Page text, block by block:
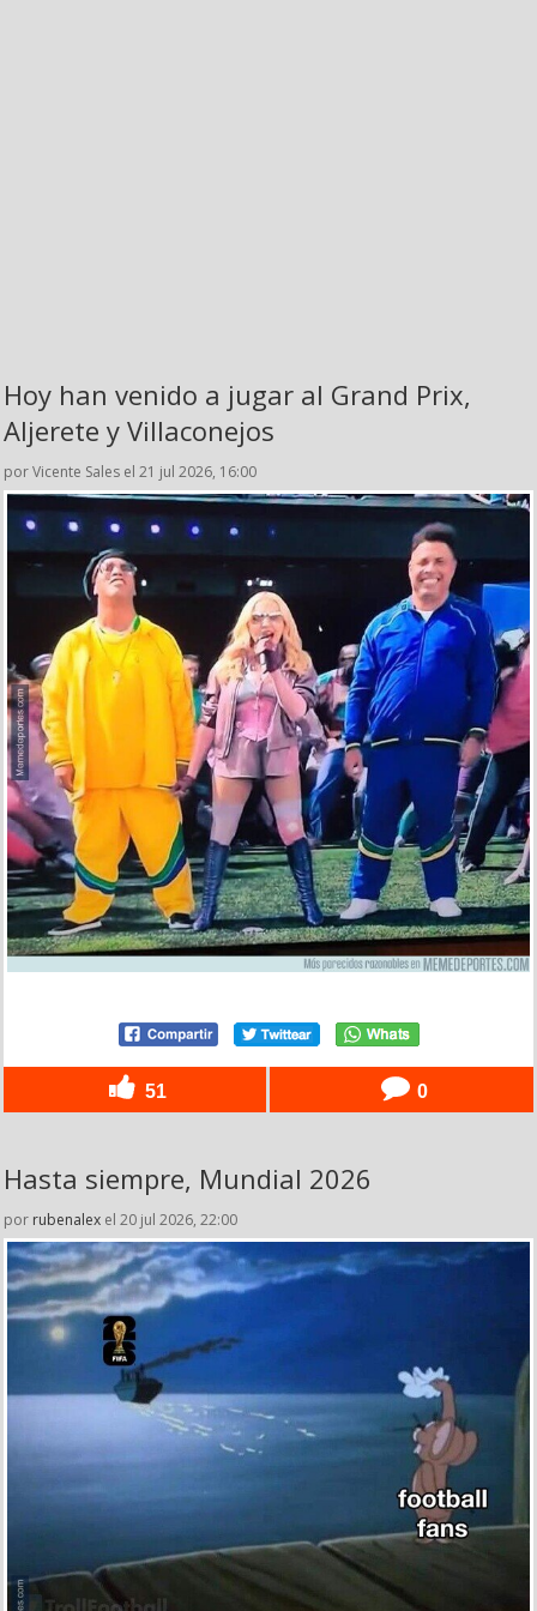
Hoy han venido a jugar al Grand Prix,
Aljerete y Villaconejos
por Vicente Sales el 21 jul 2026, 16:00
51 0
Hasta siempre, Mundial 2026
por rubenalex el 20 jul 2026, 22:00